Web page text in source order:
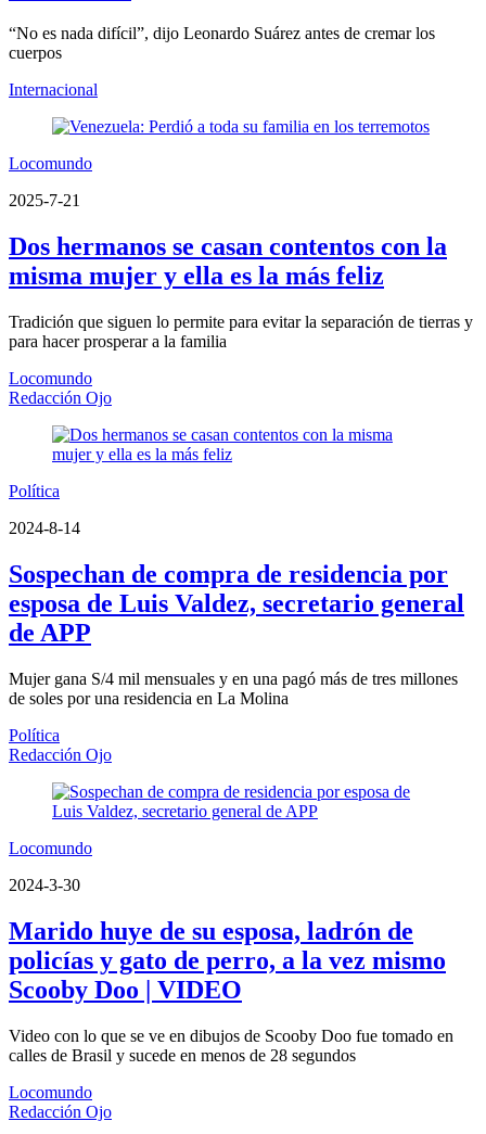
“No es nada difícil”, dijo Leonardo Suárez antes de cremar los
cuerpos
Internacional
Locomundo
2025-7-21
Dos hermanos se casan contentos con la
misma mujer y ella es la más feliz
Tradición que siguen lo permite para evitar la separación de tierras y
para hacer prosperar a la familia
Locomundo
Redacción Ojo
Política
2024-8-14
Sospechan de compra de residencia por
esposa de Luis Valdez, secretario general
de APP
Mujer gana S/4 mil mensuales y en una pagó más de tres millones
de soles por una residencia en La Molina
Política
Redacción Ojo
Locomundo
2024-3-30
Marido huye de su esposa, ladrón de
policías y gato de perro, a la vez mismo
Scooby Doo | VIDEO
Video con lo que se ve en dibujos de Scooby Doo fue tomado en
calles de Brasil y sucede en menos de 28 segundos
Locomundo
Redacción Ojo